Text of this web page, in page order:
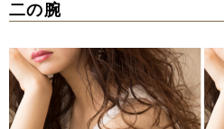
二の腕